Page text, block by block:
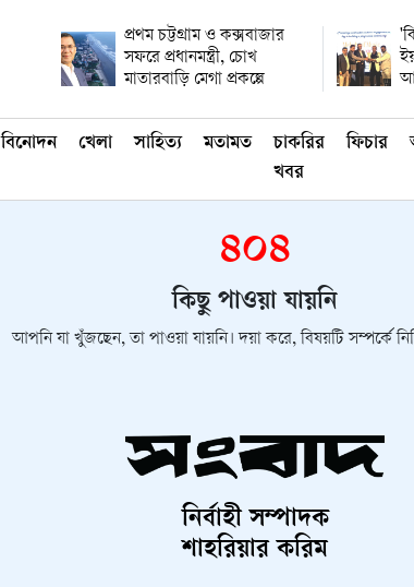
প্রথম চট্টগ্রাম ও কক্সবাজার
সফরে প্রধানমন্ত্রী, চোখ
মাতারবাড়ি মেগা প্রকল্পে
বিনোদন খেলা সাহিত্য মতামত
চাকরির
খবর
ফিচার
৪০৪
কিছু পাওয়া যায়নি
আপনি যা খুঁজছেন, তা পাওয়া যায়নি। দয়া করে, বিষয়টি সম্পর্কে
নির্বাহী সম্পাদক
শাহরিয়ার করিম